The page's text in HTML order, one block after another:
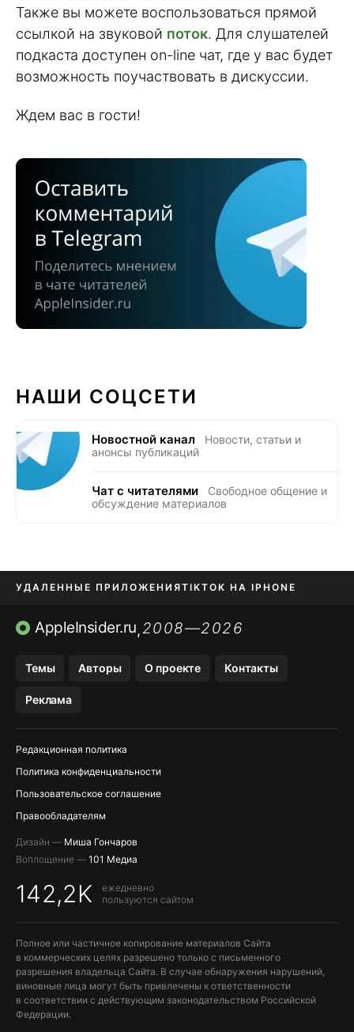
Также вы можете воспользоваться прямой
ссылкой на звуковой поток. Для слушателей
подкаста доступен on-line чат, где у вас будет
возможность поучаствовать в дискуссии.
Ждем вас в гости!
НАШИ СОЦСЕТИ
Новостной канал
Новости, статьи и
анонсы публикаций
Чат с читателями
Свободное общение и
обсуждение материалов
УДАЛЕННЫЕ ПРИЛОЖЕНИЯTIKTOK НА IPHONE
ПРИЛОЖЕНИЯ БЕЗ APP STORE
AppleInsider.ru,2008—2026
Темы Авторы О проекте Контакты
Реклама
Редакционная политика
Политика конфиденциальности
Пользовательское соглашение
Правообладателям
Дизайн — Миша Гончаров
Воплощение — 101 Медиа
142,2K
ежедневно
пользуются сайтом
Полное или частичное копирование материалов Сайта
в коммерческих целях разрешено только с письменного
разрешения владельца Сайта. В случае обнаружения нарушений,
виновные лица могут быть привлечены к ответственности
в соответствии с действующим законодательством Российской
Федерации.